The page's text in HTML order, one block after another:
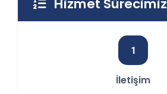
Hizmet Sürecimiz
1
İletişim